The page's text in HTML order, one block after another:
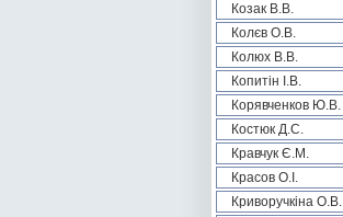
Козак В.В.
Колєв О.В.
Колюх В.В.
Копитін І.В.
Корявченков Ю.В.
Костюк Д.С.
Кравчук Є.М.
Красов О.І.
Криворучкіна О.В.